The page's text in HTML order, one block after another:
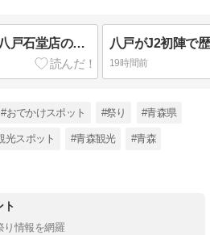
《先読み開店》焼肉五苑八戸石堂店の跡地に「質屋かんてい局 八戸店」 2026年9月オープン予定
19時間前
#おでかけスポット #祭り #青森県
光スポット #青森観光 #青森
ト
り情報を網羅